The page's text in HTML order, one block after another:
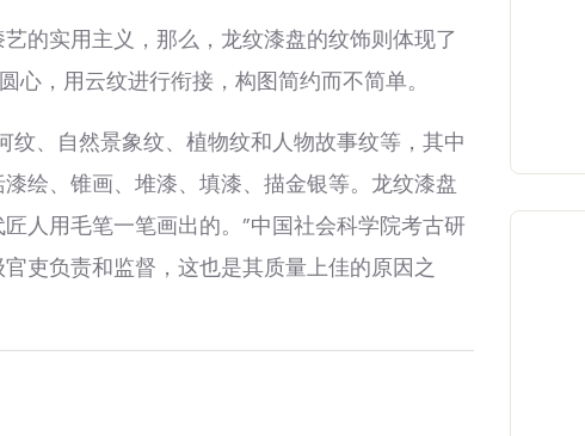
实用主义，那么，龙纹漆盘的纹饰则体现了
，用云纹进行衔接，构图简约而不简单。
、自然景象纹、植物纹和人物故事纹等，其中
绘、锥画、堆漆、填漆、描金银等。龙纹漆盘
人用毛笔一笔画出的。”中国社会科学院考古研
吏负责和监督，这也是其质量上佳的原因之